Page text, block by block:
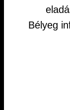
Bélyeg